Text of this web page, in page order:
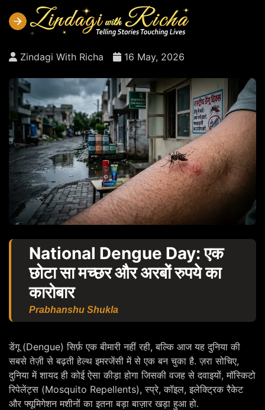
Zindagi With Richa 16 May, 2026
National Dengue Day: एक
छोटा सा मच्छर और अरबों रुपये का
कारोबार
Prabhanshu Shukla
डेंगू (Dengue) सिर्फ़ एक बीमारी नहीं रही, बल्कि आज यह दुनिया की
सबसे तेज़ी से बढ़ती हेल्थ इमरजेंसी में से एक बन चुका है. ज़रा सोचिए,
दुनिया में शायद ही कोई ऐसा कीड़ा होगा जिसकी वजह से दवाइयों, मॉस्किटो
रिपेलेंट्स (Mosquito Repellents), स्प्रे, कॉइल, इलेक्ट्रिक रैकेट
और फ्यूमिगेशन मशीनों का इतना बड़ा बाज़ार खड़ा हुआ हो.